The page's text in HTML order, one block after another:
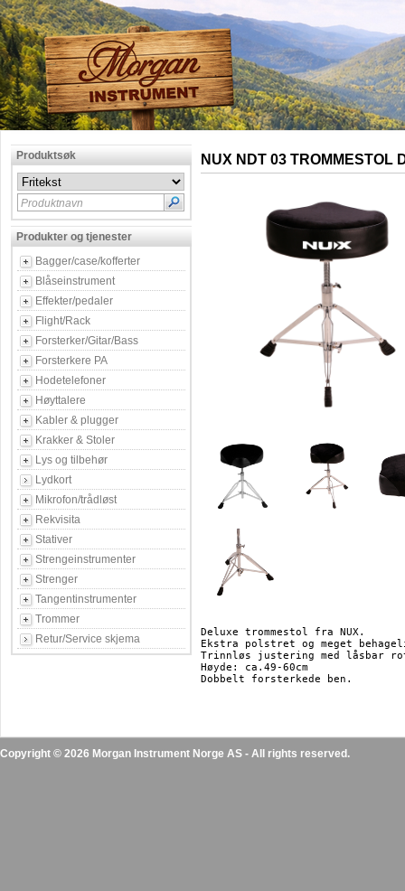
Produktsøk
Produktnavn
Produkter og tjenester
Bagger/case/kofferter
Blåseinstrument
Effekter/pedaler
Flight/Rack
Forsterker/Gitar/Bass
Forsterkere PA
Hodetelefoner
Høyttalere
Kabler & plugger
Krakker & Stoler
Lys og tilbehør
Lydkort
Mikrofon/trådløst
Rekvisita
Stativer
Strengeinstrumenter
Strenger
Tangentinstrumenter
Trommer
Retur/Service skjema
NUX NDT 03 TROMMESTOL
Deluxe trommestol fra NUX.
Ekstra polstret og meget
Trinnløs justering med låsbar
Høyde: ca.49-60cm
Dobbelt forsterkede ben.
Copyright © 2026 Morgan Instrument Norge AS - All rights reserved.